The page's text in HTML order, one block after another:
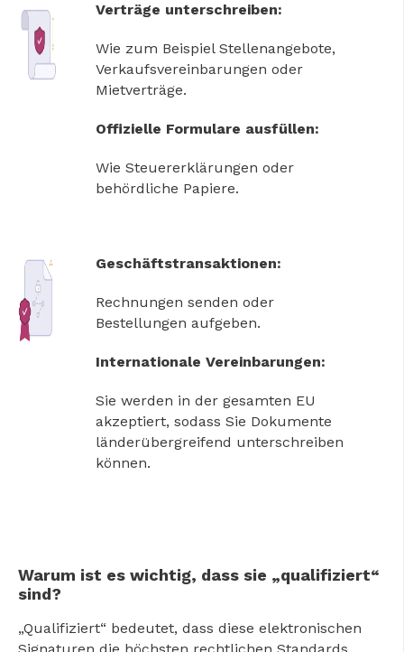
Verträge unterschreiben:
Wie zum Beispiel Stellenangebote,
Verkaufsvereinbarungen oder
Mietverträge.
Offizielle Formulare ausfüllen:
Wie Steuererklärungen oder
behördliche Papiere.
Geschäftstransaktionen:
Rechnungen senden oder
Bestellungen aufgeben.
Internationale Vereinbarungen:
Sie werden in der gesamten EU
akzeptiert, sodass Sie Dokumente
länderübergreifend unterschreiben
können.
Warum ist es wichtig, dass sie „qualifiziert“
sind?
„Qualifiziert“ bedeutet, dass diese elektronischen